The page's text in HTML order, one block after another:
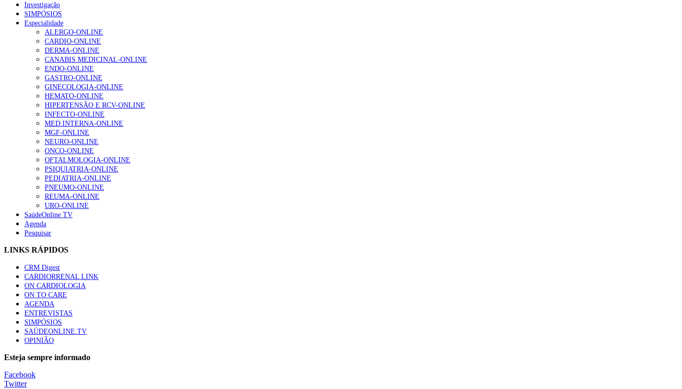
Enfermagem Forense. “Da urgência ao tribunal, cada gesto conta e cada profissional faz a diferença”
203 visualizações
1.º Episódio do Podcast “Frequência Cardio – Sintoniza-te na Insuficiência Cardíaca” da Bayer
169 visualizações
Alguns milhares de utentes podem ficar sem médico de família com nova regras do registo, alerta associação
132 visualizações
“Os programas de rastreio do cancro do pulmão são custo-efetivos e representam um investimento sustentável para os sistemas de saúde”
93 visualizações
Quase quatro em cada dez doentes com enfarte apresentavam níveis elevados de Lp(a), revela estudo
Trodelvy aprovado para primeira linha no cancro da mama triplo negativo metastático em doentes não elegíveis para inibidores PD-(L)1
61 visualizações
MAIS NOTÍCIAS
7 Ago, 2026
Investigação
SIMPÓSIOS
Especialidade
ALERGO-ONLINE
CARDIO-ONLINE
DERMA-ONLINE
CANABIS MEDICINAL-ONLINE
ENDO-ONLINE
GASTRO-ONLINE
GINECOLOGIA-ONLINE
HEMATO-ONLINE
HIPERTENSÃO E RCV-ONLINE
INFECTO-ONLINE
MED.INTERNA-ONLINE
MGF-ONLINE
NEURO-ONLINE
ONCO-ONLINE
OFTALMOLOGIA-ONLINE
PSIQUIATRIA-ONLINE
PEDIATRIA-ONLINE
PNEUMO-ONLINE
REUMA-ONLINE
URO-ONLINE
SaúdeOnline TV
Agenda
Pesquisar
LINKS RÁPIDOS
CRM Digest
CARDIORRENAL LINK
ON CARDIOLOGIA
ON TO CARE
AGENDA
ENTREVISTAS
SIMPÓSIOS
SAÚDEONLINE.TV
OPINIÃO
Esteja sempre informado
Facebook
Twitter